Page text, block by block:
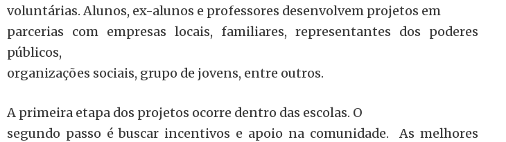
voluntárias. Alunos, ex-alunos e professores desenvolvem projetos em
parcerias com empresas locais, familiares, representantes dos poderes
públicos,
organizações sociais, grupo de jovens, entre outros.
A primeira etapa dos projetos ocorre dentro das escolas. O
segundo passo é buscar incentivos e apoio na comunidade. As melhores